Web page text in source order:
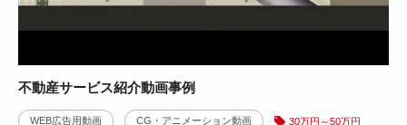
不動産サービス紹介動画事例
WEB広告用動画 CG・アニメーション動画 30万円～50万円